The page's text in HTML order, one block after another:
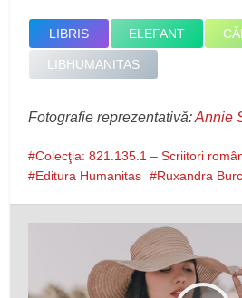
LIBRIS ELEFANT
LIBHUMANITAS
Fotografie reprezentativă:Annie
Colecţia: 821.135.1 – Scriitori
Editura Humanitas
Ruxandra